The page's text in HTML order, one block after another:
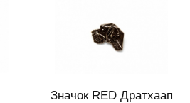
Значок RED Дратхаап